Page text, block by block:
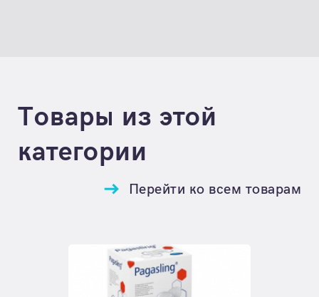
Товары из этой
категории
Перейти ко всем товарам